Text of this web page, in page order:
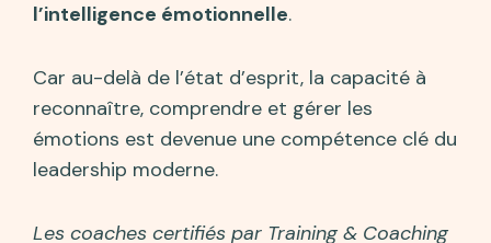
l’intelligence émotionnelle.
Car au-delà de l’état d’esprit, la capacité à
reconnaître, comprendre et gérer les
émotions est devenue une compétence clé du
leadership moderne.
Les coaches certifiés par Training & Coaching